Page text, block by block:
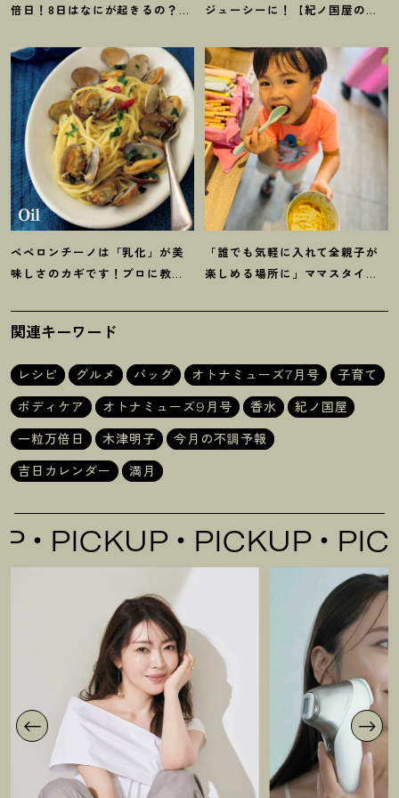
倍日 ！ 8日はなにが起きるの ？吉
ジューシーに ！
【紀ノ国屋のつ
シピ
ペペロンチーノは「乳化」が美
味しさのカギです ！ プロに教わ
「誰でも気軽に入れて全親子が
楽しめる場所に」ママスタイリ
堂】
関連キーワード
レシピ グルメ バッグ オトナミューズ7月号
子育て
ボディケア
オトナミューズ9月号 香水
紀ノ国屋
一粒万倍日
木津明子
今月の不調予報
吉日カレンダー
満月
PICKUP PICKUP